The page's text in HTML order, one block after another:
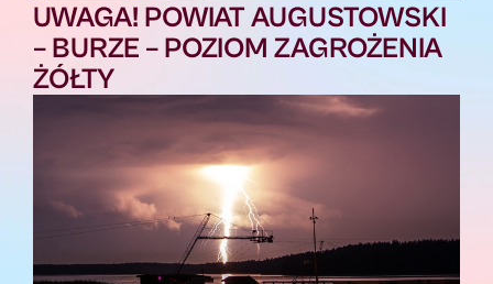
UWAGA! POWIAT AUGUSTOWSKI
– BURZE – POZIOM ZAGROŻENIA
ŻÓŁTY